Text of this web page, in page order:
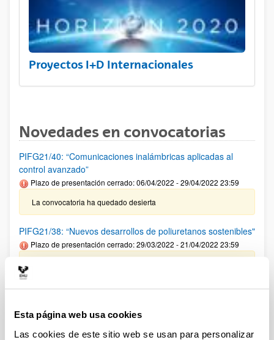
Esta página web usa cookies
Las cookies de este sitio web se usan para personalizar
Proyectos I+D Internacionales
Novedades en convocatorias
PIFG21/40: “Comunicaciones inalámbricas aplicadas al
control avanzado”
Plazo de presentación cerrado: 06/04/2022 - 29/04/2022 23:59
La convocatoria ha quedado desierta
PIFG21/38: “Nuevos desarrollos de poliuretanos sostenibles"
Plazo de presentación cerrado: 29/03/2022 - 21/04/2022 23:59
creadores culturales 2022
Se han publicado la convocatoria. El plazo para presentar las